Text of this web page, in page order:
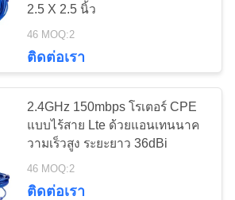
ร์ไวไฟ 5G
2.5 X 2.5 นิ้ว
46 MOQ:2
ติดต่อเรา
2.4GHz 150mbps โรเตอร์ CPE
แบบไร้สาย Lte ด้วยแอนเทนนาค
วามเร็วสูง ระยะยาว 36dBi
46 MOQ:2
ติดต่อเรา